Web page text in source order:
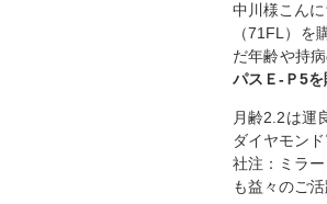
中川様こんに
（71FL）を
だ年齢や持
パスＥ-Ｐ5を
月齢2.2は運
ダイヤモン
社注：ミラ
も益々のご